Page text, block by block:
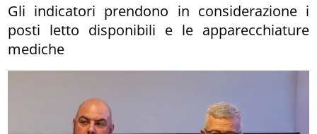
Gli indicatori prendono in considerazione i
posti letto disponibili e le apparecchiature
mediche